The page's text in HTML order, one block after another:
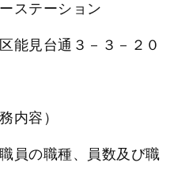
テーション
見台通３－３－２０
内容）
員の職種、員数及び職